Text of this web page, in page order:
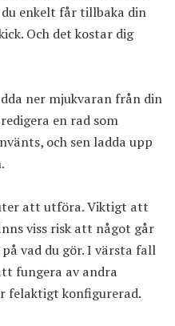
enkelt får tillbaka din
Och det kostar dig
ner mjukvaran från din
en rad som
och sen ladda upp
att utföra. Viktigt att
viss risk att något går
vad du gör. I värsta fall
fungera av andra
felaktigt konfigurerad.